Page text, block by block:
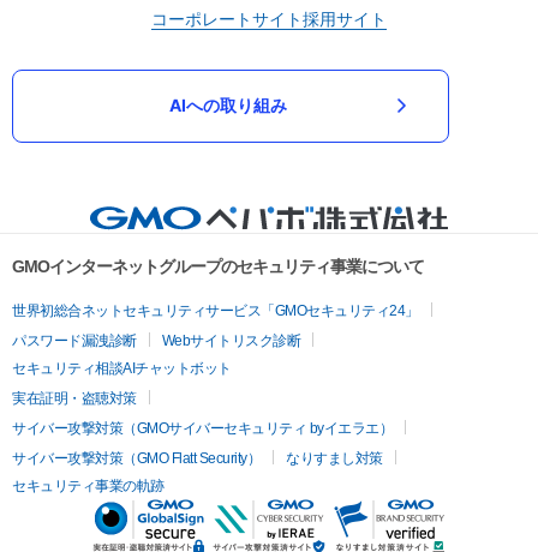
コーポレートサイト採用サイト
AIへの取り組み
GMOインターネットグループのセキュリティ事業について
世界初総合ネットセキュリティサービス「GMOセキュリティ24」
パスワード漏洩診断
Webサイトリスク診断
セキュリティ相談AIチャットボット
実在証明・盗聴対策
サイバー攻撃対策（GMOサイバーセキュリティ byイエラエ）
サイバー攻撃対策（GMO Flatt Security）
なりすまし対策
セキュリティ事業の軌跡